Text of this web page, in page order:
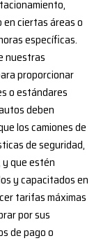
ciertas áreas o
específicas.
nuestras
proporcionar
o estándares
deben
los camiones de
de seguridad,
que estén
y capacitados en
tarifas máximas
por sus
de pago o